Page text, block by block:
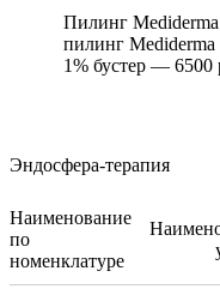
Пилинг
пилинг Mediderma
1% бустер — 6500
Эндосфера-терапия
Наименование
по
номенклатуре